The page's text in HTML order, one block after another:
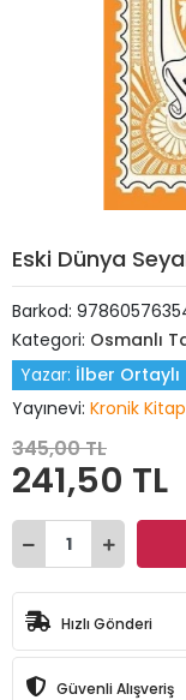
Eski Dünya
Barkod:
Kategori: Osmanlı
Yazar: İlber Ortaylı
Yayınevi: Kronik Kitap
345,00 TL
241,50 TL
Hızlı Gönderi
Güvenli Alışveriş